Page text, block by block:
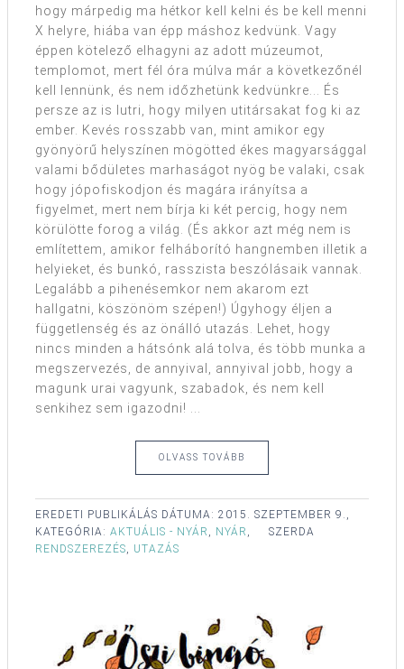
hogy márpedig ma hétkor kell kelni és be kell menni
X helyre, hiába van épp máshoz kedvünk. Vagy
éppen kötelező elhagyni az adott múzeumot,
templomot, mert fél óra múlva már a következőnél
kell lennünk, és nem időzhetünk kedvünkre... És
persze az is lutri, hogy milyen utitársakat fog ki az
ember. Kevés rosszabb van, mint amikor egy
gyönyörű helyszínen mögötted ékes magyarsággal
valami bődületes marhaságot nyög be valaki, csak
hogy jópofiskodjon és magára irányítsa a
figyelmet, mert nem bírja ki két percig, hogy nem
körülötte forog a világ. (És akkor azt még nem is
említettem, amikor felháborító hangnemben illetik a
helyieket, és bunkó, rasszista beszólásaik vannak.
Legalább a pihenésemkor nem akarom ezt
hallgatni, köszönöm szépen!) Úgyhogy éljen a
függetlenség és az önálló utazás. Lehet, hogy
nincs minden a hátsónk alá tolva, és több munka a
megszervezés, de annyival, annyival jobb, hogy a
magunk urai vagyunk, szabadok, és nem kell
senkihez sem igazodni! ...
OLVASS TOVÁBB
EREDETI PUBLIKÁLÁS DÁTUMA: 2015. SZEPTEMBER 9.,
SZERDA
KATEGÓRIA: AKTUÁLIS - NYÁR , NYÁR ,
RENDSZEREZÉS, UTAZÁS